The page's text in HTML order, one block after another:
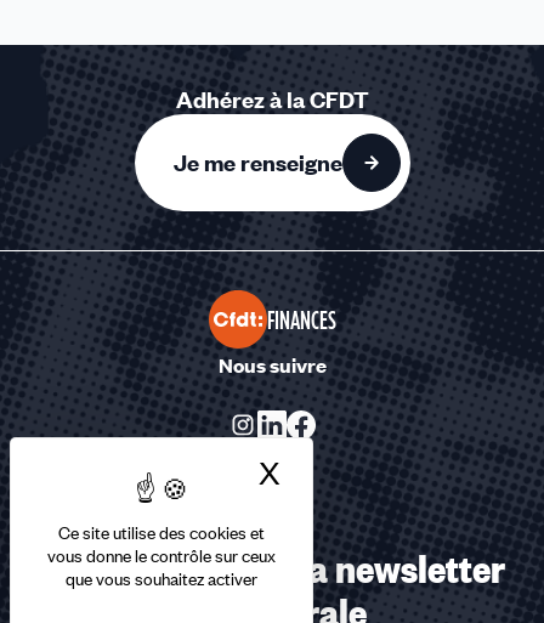
Ce site utilise des cookies et
vous donne le contrôle sur ceux
que vous souhaitez activer
X Masquer le
Adhérez à la CFDT
Je me renseigne
FINANCES
Nous suivre
Abonnez-vous à la newsletter
confédérale